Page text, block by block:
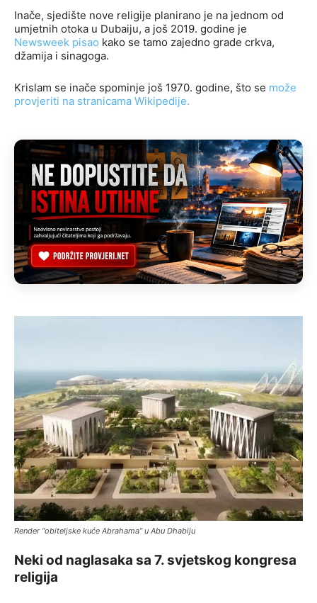
Inače, sjedište nove religije planirano je na jednom od
umjetnih otoka u Dubaiju, a još 2019. godine je
Newsweek pisao kako se tamo zajedno grade crkva,
džamija i sinagoga.
Krislam se inače spominje još 1970. godine, što se može
provjeriti na stranicama Wikipedije.
Render “obiteljske kuće Abrahama” u Abu Dhabiju
Neki od naglasaka sa 7. svjetskog kongresa
religija